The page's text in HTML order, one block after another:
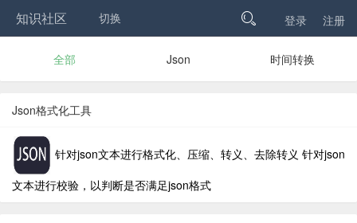
知识社区 切换  登录 注册
全部 Json 时间转换
Json格式化工具
针对json文本进行格式化、压缩、转义、去除转义 针对json
文本进行校验，以判断是否满足json格式